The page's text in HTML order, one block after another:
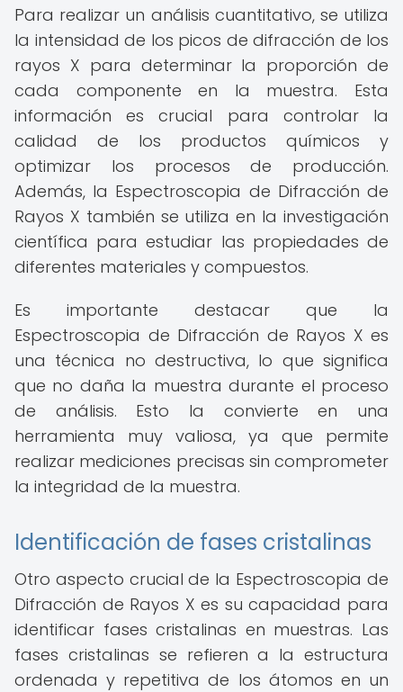
Para realizar un análisis cuantitativo, se utiliza
la intensidad de los picos de difracción de los
rayos X para determinar la proporción de
cada componente en la muestra. Esta
información es crucial para controlar la
calidad de los productos químicos y
optimizar los procesos de producción.
Además, la Espectroscopia de Difracción de
Rayos X también se utiliza en la investigación
científica para estudiar las propiedades de
diferentes materiales y compuestos.
Es importante destacar que la
Espectroscopia de Difracción de Rayos X es
una técnica no destructiva, lo que significa
que no daña la muestra durante el proceso
de análisis. Esto la convierte en una
herramienta muy valiosa, ya que permite
realizar mediciones precisas sin comprometer
la integridad de la muestra.
Identificación de fases cristalinas
Otro aspecto crucial de la Espectroscopia de
Difracción de Rayos X es su capacidad para
identificar fases cristalinas en muestras. Las
fases cristalinas se refieren a la estructura
ordenada y repetitiva de los átomos en un